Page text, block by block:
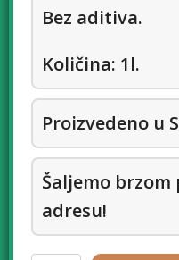
Bez aditiva.
Količina: 1l.
Proizvedeno u
Šaljemo brzom
adresu!